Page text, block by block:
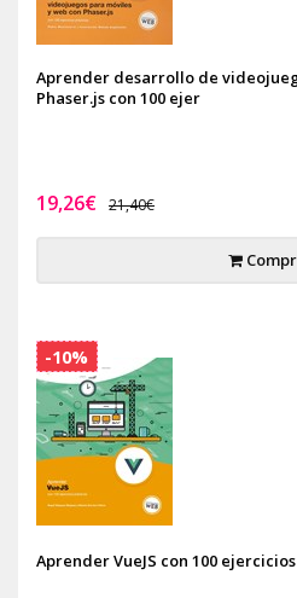
Aprender desarrollo de
Phaser.js con 100 ejer
19,26€ 21,40€
Aprender VueJS con 100
-10%